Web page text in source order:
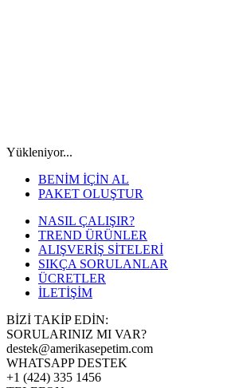
Yükleniyor...
BENİM İÇİN AL
PAKET OLUŞTUR
NASIL ÇALIŞIR?
TREND ÜRÜNLER
ALIŞVERİŞ SİTELERİ
SIKÇA SORULANLAR
ÜCRETLER
İLETİŞİM
BİZİ TAKİP EDİN:
SORULARINIZ MI VAR?
destek@amerikasepetim.com
WHATSAPP DESTEK
+1 (424) 335 1456